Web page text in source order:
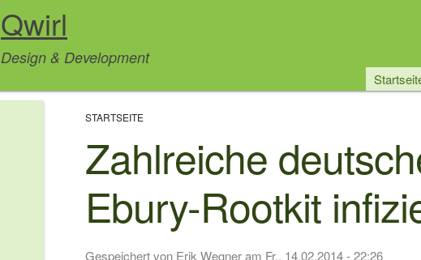
Qwirl
Design & Development
Pfadnavigation
STARTSEITE
Zahlreiche
Ebury-Rootkit
Gespeichert von Erik Wegneram Fr., 14.02.2014 - 22:26